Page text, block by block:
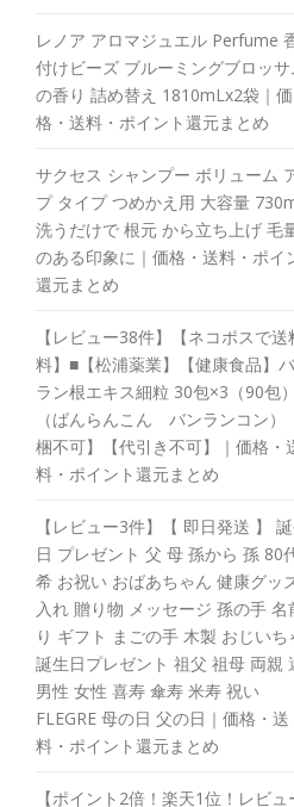
レノア アロマジュエル Perfume
付けビーズ ブルーミングブロッサ
の香り 詰め替え 1810mLx2袋｜価
格・送料・ポイント還元まとめ
サクセス シャンプー ボリューム
プ タイプ つめかえ用 大容量
洗うだけで 根元 から立ち上げ 毛
のある印象に｜価格・送料・ポイ
還元まとめ
【レビュー38件】【ネコポスで送
料】■【松浦薬業】【健康食品】
ラン根エキス細粒 30包×3（90包）
（ばんらんこん バンランコン）
梱不可】【代引き不可】｜価格・
料・ポイント還元まとめ
【レビュー3件】【 即日発送 】
日 プレゼント 父 母 孫から 孫 80
希 お祝い おばあちゃん 健康グッ
入れ 贈り物 メッセージ 孫の手 名
り ギフト まごの手 木製 おじいち
誕生日プレゼント 祖父 祖母 両親
男性 女性 喜寿 傘寿 米寿 祝い
FLEGRE 母の日 父の日｜価格・送
料・ポイント還元まとめ
【ポイント2倍！楽天1位！レビュ